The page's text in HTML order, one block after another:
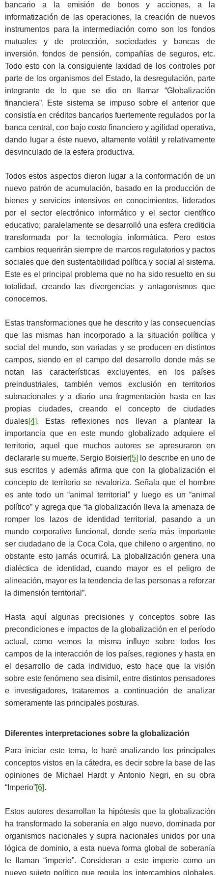
bancario a la emisión de bonos y acciones, a la
informatización de las operaciones, la creación de nuevos
instrumentos para la intermediación como son los fondos
mutuales y de protección, sociedades y bancas de
inversión, fondos de pensión, compañías de seguros, etc.
Todo esto con la consiguiente laxidad de los controles por
parte de los organismos del Estado, la desregulación, parte
integrante de lo que se dio en llamar “Globalización
financiera”. Este sistema se impuso sobre el anterior que
consistía en créditos bancarios fuertemente regulados por la
banca central, con bajo costo financiero y agilidad operativa,
dando lugar a éste nuevo, altamente volátil y relativamente
desvinculado de la esfera productiva.
Todos estos aspectos dieron lugar a la conformación de un
nuevo patrón de acumulación, basado en la producción de
bienes y servicios intensivos en conocimientos, liderados
por el sector electrónico informático y el sector científico
educativo; paralelamente se desarrolló una esfera crediticia
transformada por la tecnología informática. Pero estos
cambios requerirán siempre de marcos regulatorios y pactos
sociales que den sustentabilidad política y social al sistema.
Este es el principal problema que no ha sido resuelto en su
totalidad, creando las divergencias y antagonismos que
conocemos.
Estas transformaciones que he descrito y las consecuencias
que las mismas han incorporado a la situación política y
social del mundo, son variadas y se producen en distintos
campos, siendo en el campo del desarrollo donde más se
notan las características excluyentes, en los países
preindustriales, también vemos exclusión en territorios
subnacionales y a diario una fragmentación hasta en las
propias ciudades, creando el concepto de ciudades
duales[4]. Estas reflexiones nos llevan a plantear la
importancia que en este mundo globalizado adquiere el
territorio, aquel que muchos autores se apresuraron en
declararle su muerte. Sergio Boisier[5] lo describe en uno de
sus escritos y además afirma que con la globalización el
concepto de territorio se revaloriza. Señala que el hombre
es ante todo un “animal territorial” y luego es un “animal
político” y agrega que “la globalización lleva la amenaza de
romper los lazos de identidad territorial, pasando a un
mundo corporativo funcional, donde sería más importante
ser ciudadano de la Coca Cola, que chileno o argentino, no
obstante esto jamás ocurrirá. La globalización genera una
dialéctica de identidad, cuando mayor es el peligro de
alineación, mayor es la tendencia de las personas a reforzar
la dimensión territorial”.
Hasta aquí algunas precisiones y conceptos sobre las
precondiciones e impactos de la globalización en el período
actual, como vemos la misma influye sobre todos los
campos de la interacción de los países, regiones y hasta en
el desarrollo de cada individuo, esto hace que la visión
sobre este fenómeno sea disímil, entre distintos pensadores
e investigadores, trataremos a continuación de analizar
someramente las principales posturas.
Diferentes interpretaciones sobre la globalización
Para iniciar este tema, lo haré analizando los principales
conceptos vistos en la cátedra, es decir sobre la base de las
opiniones de Michael Hardt y Antonio Negri, en su obra
“Imperio”[6].
Estos autores desarrollan la hipótesis que la globalización
ha transformado la soberanía en algo nuevo, dominada por
organismos nacionales y supra nacionales unidos por una
lógica de dominio, a esta nueva forma global de soberanía
le llaman “imperio”. Consideran a este imperio como un
nuevo sujeto político que regula los intercambios globales,